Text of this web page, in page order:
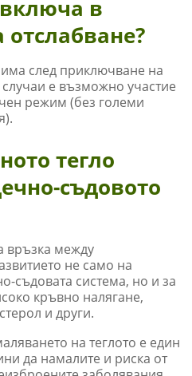
в
отслабване?
след приключване на
е възможно участие
режим (без големи
тегло
съдовото
връзка между
не само на
съдовата система, но и за
кръвно налягане,
и други.
на теглото е един
да намалите и риска от